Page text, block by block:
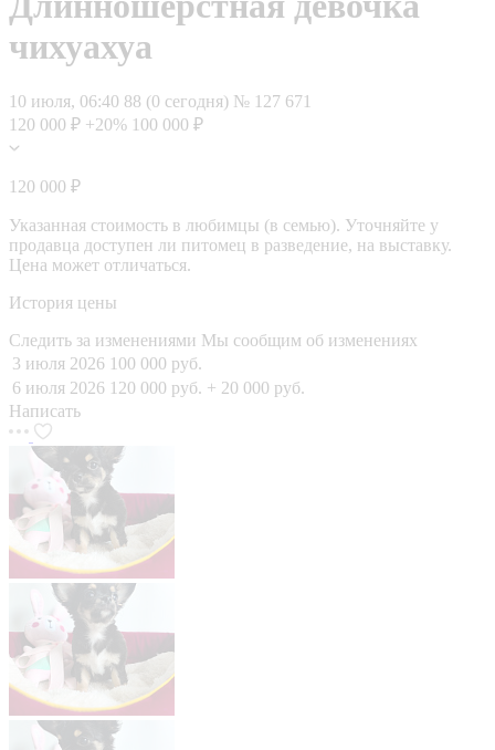
чихуахуа
10 июля, 06:40 88 (0 сегодня) № 127 671
120 000 ₽ +20% 100 000 ₽
120 000 ₽
Указанная стоимость в любимцы (в семью). Уточняйте у
продавца доступен ли питомец в разведение, на выставку.
Цена может отличаться.
История цены
Следить за изменениями Мы сообщим об изменениях
3 июля 2026 100 000 руб.
6 июля 2026 120 000 руб. + 20 000 руб.
Написать